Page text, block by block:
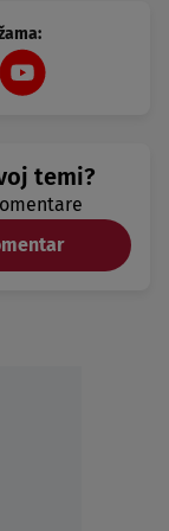
temi?